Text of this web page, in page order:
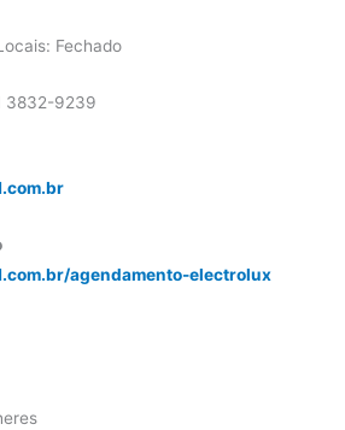
Fechado
3832-9239
agendamento-electrolux